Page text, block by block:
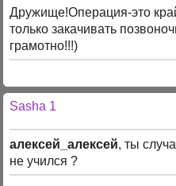
Дружище!Операция-это
только закачивать
грамотно!!!)
Sasha 1
алексей_алексей, ты
не учился ?